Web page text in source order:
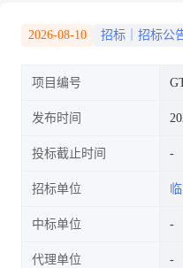
2026-08-10 招标｜招标公
项目编号
发布时间
投标截止时间
招标单位
中标单位
代理单位